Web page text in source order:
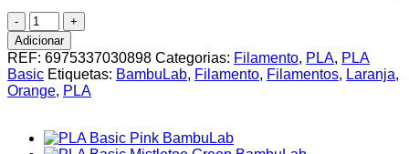
Quantidade
de
PLA
Basic
Orange
BambuLab
(refill)
Adicionar
REF: 6975337030898 Categorias: Filamento, PLA, PLA
Basic Etiquetas: BambuLab, Filamento, Filamentos, Laranja,
Orange, PLA